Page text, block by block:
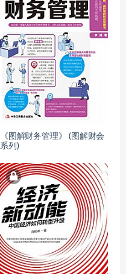
《图解财务管理》 (图解财会
系列)